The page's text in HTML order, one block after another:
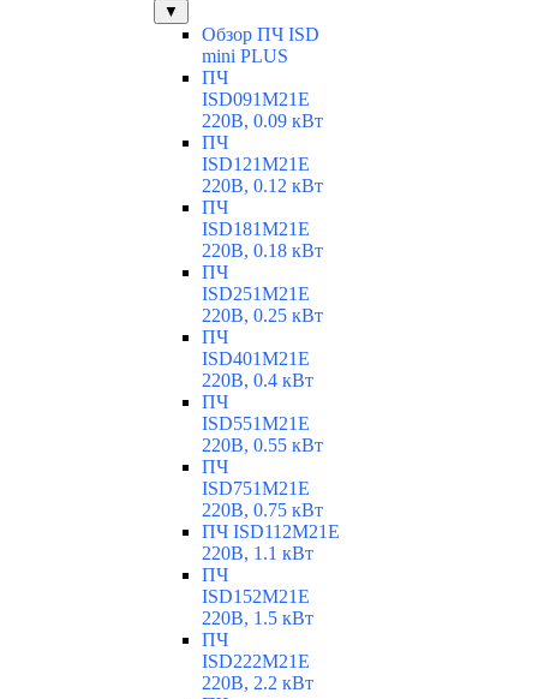
▼
Обзор ПЧ ISD
mini PLUS
ПЧ
ISD091M21E
220В, 0.09 кВт
ПЧ
ISD121M21E
220В, 0.12 кВт
ПЧ
ISD181M21E
220В, 0.18 кВт
ПЧ
ISD251M21E
220В, 0.25 кВт
ПЧ
ISD401M21E
220В, 0.4 кВт
ПЧ
ISD551M21E
220В, 0.55 кВт
ПЧ
ISD751M21E
220В, 0.75 кВт
ПЧ ISD112M21E
220В, 1.1 кВт
ПЧ
ISD152M21E
220В, 1.5 кВт
ПЧ
ISD222M21E
220В, 2.2 кВт